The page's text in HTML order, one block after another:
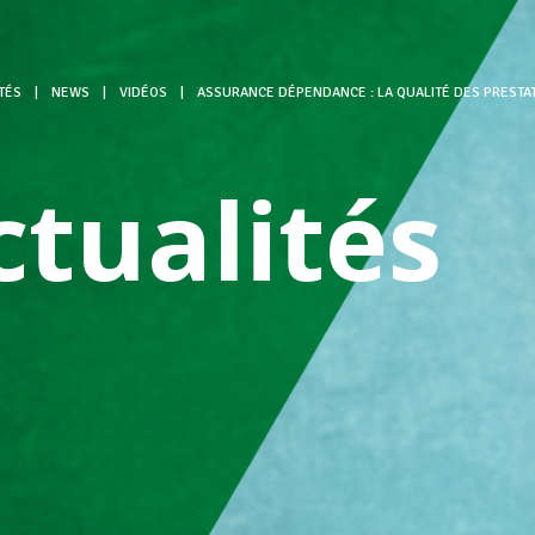
NEWS VIDÉOS ASSURANCE DÉPENDANCE : LA QUALITÉ DES